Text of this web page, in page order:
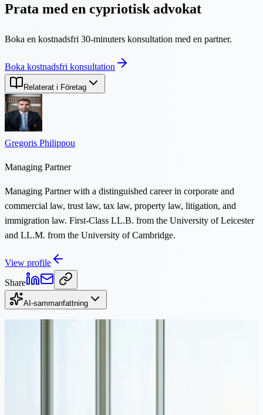
Prata med en cypriotisk advokat
Boka en kostnadsfri 30-minuters konsultation med en partner.
Boka kostnadsfri konsultation
Relaterat i Företag
Gregoris Philippou
Managing Partner
Managing Partner with a distinguished career in corporate and
commercial law, trust law, tax law, property law, litigation, and
immigration law. First-Class LL.B. from the University of Leicester
and LL.M. from the University of Cambridge.
View profile
Share
AI-sammanfattning